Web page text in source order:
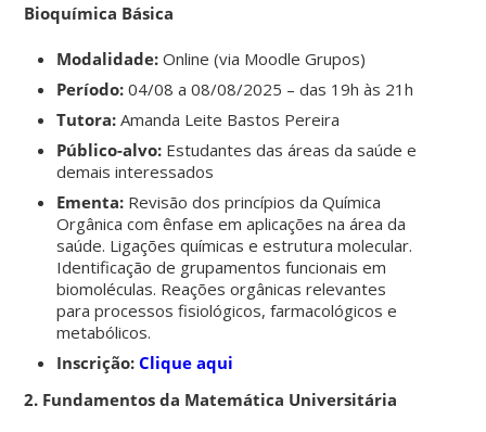
Bioquímica Básica
Modalidade: Online (via Moodle Grupos)
Período: 04/08 a 08/08/2025 – das 19h às 21h
Tutora: Amanda Leite Bastos Pereira
Público-alvo: Estudantes das áreas da saúde e
demais interessados
Ementa: Revisão dos princípios da Química
Orgânica com ênfase em aplicações na área da
saúde. Ligações químicas e estrutura molecular.
Identificação de grupamentos funcionais em
biomoléculas. Reações orgânicas relevantes
para processos fisiológicos, farmacológicos e
metabólicos.
Inscrição: Clique aqui
2. Fundamentos da Matemática Universitária